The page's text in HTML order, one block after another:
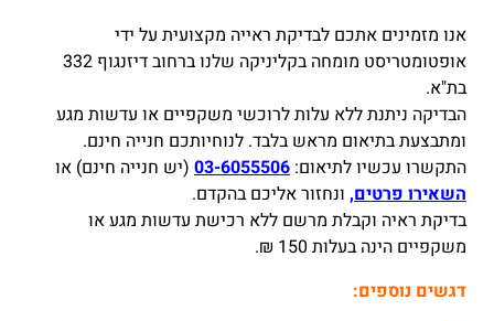
אדים
Anti
fog
Kit
Zeiss
אנו מזמינים אתכם לבדיקת ראייה מקצועית על ידי
אופטומטריסט מומחה בקליניקה שלנו ברחוב דיזנגוף 332
בת"א.
הבדיקה ניתנת ללא עלות לרוכשי משקפיים או עדשות מגע
ומתבצעת בתיאום מראש בלבד. לנוחיותכם חנייה חינם.
התקשרו עכשיו לתיאום: 03-6055506 (יש חנייה חינם) או
השאירו פרטים, ונחזור אליכם בהקדם.
בדיקת ראיה וקבלת מרשם ללא רכישת עדשות מגע או
משקפיים הינה בעלות 150 ₪.
דגשים נוספים: